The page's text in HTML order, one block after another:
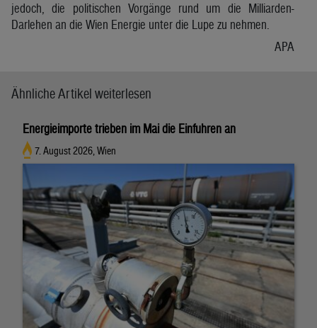
jedoch, die politischen Vorgänge rund um die Milliarden-
Darlehen an die Wien Energie unter die Lupe zu nehmen.
APA
Ähnliche Artikel weiterlesen
Energieimporte trieben im Mai die Einfuhren an
7. August 2026, Wien